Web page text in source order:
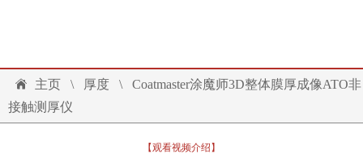
主页 \ 厚度 \
Coatmaster涂魔师3D整体膜厚成像ATO非
接触测厚仪
【观看视频介绍】